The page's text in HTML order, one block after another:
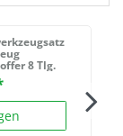
8 Tlg.